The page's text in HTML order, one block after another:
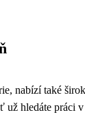
nabízí také
už hledáte práci